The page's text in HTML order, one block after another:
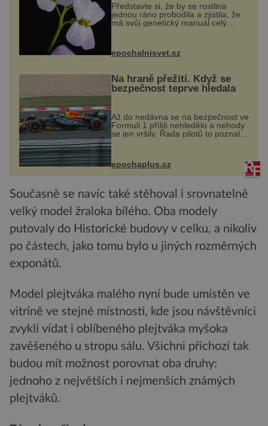
Představte si, že by se rostlina
jednou ráno probudila a zjistila, že
má svůj genetický manuál celý
výzkumu to může být pro druhy
vstupenka...
epochalnisvet.cz
Na hraně přežití. Když se
bezpečnost teprve hledala
Až do nedávna se na bezpečnost ve
Formuli 1 příliš nehledělo a nehody
se jen vršily. Řada pilotů to poznala
na vlastní kůži, často s trvalými
následky nebo bohužel i ztrátou
života. Dnes nepochopiteln...
epochaplus.cz
Současně se navíc také stěhoval i srovnatelně
velký model žraloka bílého. Oba modely
putovaly do Historické budovy v celku, a nikoliv
po částech, jako tomu bylo u jiných rozměrných
exponátů.
Model plejtváka malého nyní bude umístěn ve
vitríně ve stejné místnosti, kde jsou návštěvníci
zvyklí vídat i oblíbeného plejtváka myšoka
zavěšeného u stropu sálu. Všichni příchozí tak
budou mít možnost porovnat oba druhy:
jednoho z největších i nejmenších známých
plejtváků.